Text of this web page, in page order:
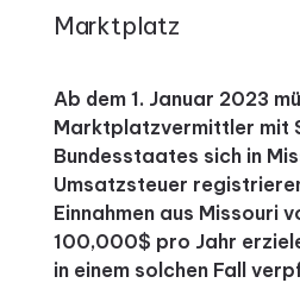
Marktplatz
Ab dem 1. Januar 2023
Marktplatzvermittler mit
Bundesstaates sich in
Umsatzsteuer
Einnahmen aus Missouri
100,000$ pro Jahr
in einem solchen Fall